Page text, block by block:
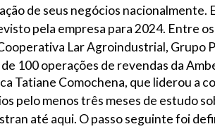
de seus negócios nacionalmente.
pela empresa para 2024. Entre
Lar Agroindustrial, Grupo
de 100 operações de revendas da
Tatiane Comochena, que liderou a
pelo menos três meses de estudo
até aqui. O passo seguinte foi